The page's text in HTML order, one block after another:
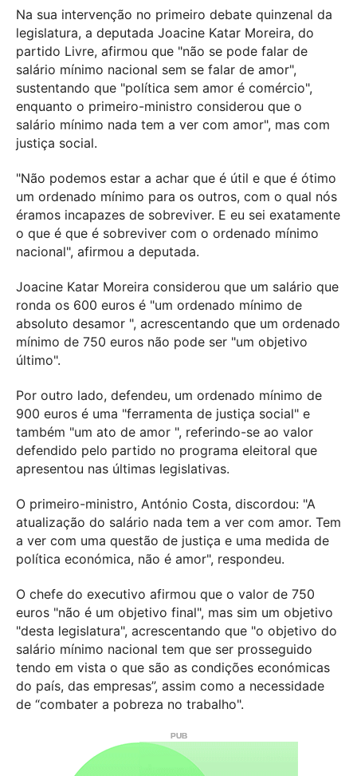
Na sua intervenção no primeiro debate quinzenal da
legislatura, a deputada Joacine Katar Moreira, do
partido Livre, afirmou que "não se pode falar de
salário mínimo nacional sem se falar de amor",
sustentando que "política sem amor é comércio",
enquanto o primeiro-ministro considerou que o
salário mínimo nada tem a ver com amor", mas com
justiça social.
"Não podemos estar a achar que é útil e que é ótimo
um ordenado mínimo para os outros, com o qual nós
éramos incapazes de sobreviver. E eu sei exatamente
o que é que é sobreviver com o ordenado mínimo
nacional", afirmou a deputada.
Joacine Katar Moreira considerou que um salário que
ronda os 600 euros é "um ordenado mínimo de
absoluto desamor ", acrescentando que um ordenado
mínimo de 750 euros não pode ser "um objetivo
último".
Por outro lado, defendeu, um ordenado mínimo de
900 euros é uma "ferramenta de justiça social" e
também "um ato de amor ", referindo-se ao valor
defendido pelo partido no programa eleitoral que
apresentou nas últimas legislativas.
O primeiro-ministro, António Costa, discordou: "A
atualização do salário nada tem a ver com amor. Tem
a ver com uma questão de justiça e uma medida de
política económica, não é amor", respondeu.
O chefe do executivo afirmou que o valor de 750
euros "não é um objetivo final", mas sim um objetivo
"desta legislatura", acrescentando que "o objetivo do
salário mínimo nacional tem que ser prosseguido
tendo em vista o que são as condições económicas
do país, das empresas”, assim como a necessidade
de “combater a pobreza no trabalho".